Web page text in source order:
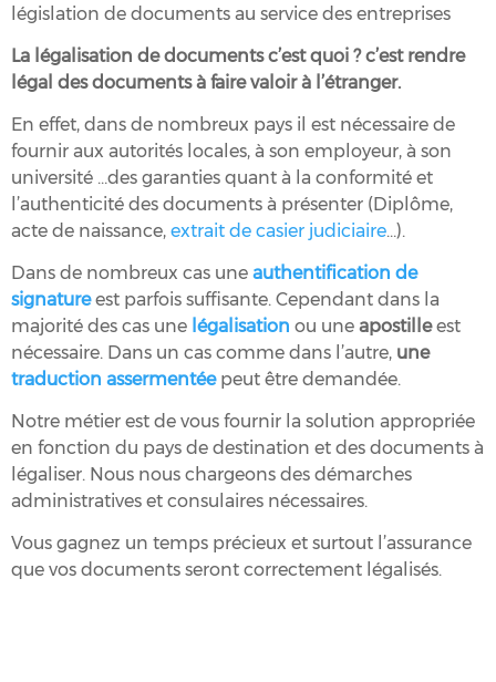
législation de documents au service des entreprises
La légalisation de documents c’est quoi ? c’est rendre
légal des documents à faire valoir à l’étranger.
En effet, dans de nombreux pays il est nécessaire de
fournir aux autorités locales, à son employeur, à son
université …des garanties quant à la conformité et
l’authenticité des documents à présenter (Diplôme,
acte de naissance, extrait de casier judiciaire…).
Dans de nombreux cas une authentification de
signatureest parfois suffisante. Cependant dans la
majorité des cas une légalisation ou une apostilleest
nécessaire. Dans un cas comme dans l’autre, une
traduction assermentéepeut être demandée.
Notre métier est de vous fournir la solution appropriée
en fonction du pays de destination et des documents à
légaliser. Nous nous chargeons des démarches
administratives et consulaires nécessaires.
Vous gagnez un temps précieux et surtout l’assurance
que vos documents seront correctement légalisés.